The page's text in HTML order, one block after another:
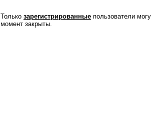
Только зарегистрированные пользователи
момент закрыты.